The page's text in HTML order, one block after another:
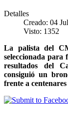
Detalles
Creado: 04
Visto: 1352
La palista del
seleccionada
resultados del
consiguió un
frente a